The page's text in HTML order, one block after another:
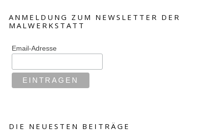
ANMELDUNG ZUM NEWSLETTER DER
MALWERKSTATT
Email-Adresse
DIE NEUESTEN BEITRÄGE